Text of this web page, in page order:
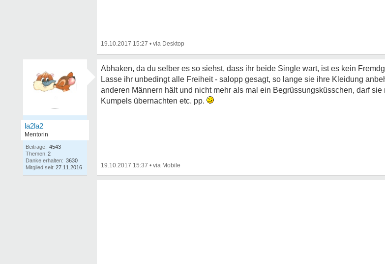
19.10.2017 15:27 •
la2la2
Mentorin
Beiträge: 4543
Themen: 2
Danke erhalten: 3630
Mitglied seit: 27.11.2016
Abhaken, da du selber es so siehst, dass ihr beide Single wart, ist es kein
Lasse ihr unbedingt alle Freiheit - salopp gesagt, so lange sie ihre Kleidung
anderen Männern hält und nicht mehr als mal ein Begrüssungsküsschen, darf
Kumpels übernachten etc. pp.
19.10.2017 15:37 •